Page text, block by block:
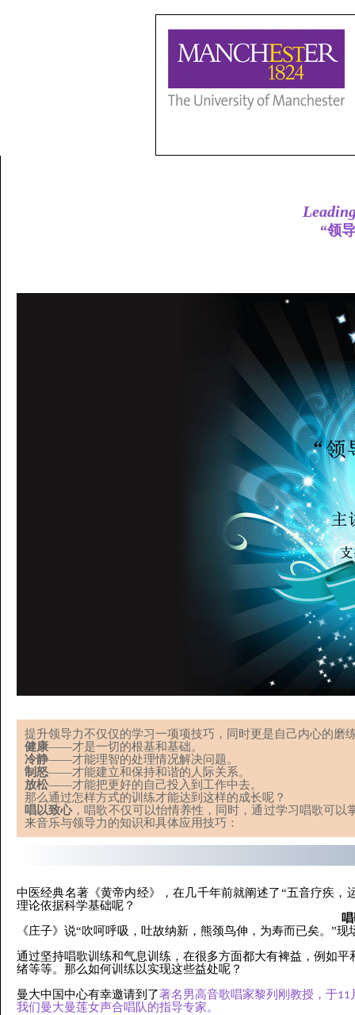
“领
提升领导力不仅仅的学习一项项技巧，同时更是自己内心的磨
健康——才是一切的根基和基础。
冷静——才能理智的处理情况解决问题。
制怒——才能建立和保持和谐的人际关系。
放松——才能把更好的自己投入到工作中去。
那么通过怎样方式的训练才能达到这样的成长呢？
唱以致心，唱歌不仅可以怡情养性，同时，通过学习唱歌可
来音乐与领导力的知识和具体应用技巧：
中医经典名著《黄帝内经》，在几千年前就阐述了“五音疗疾
理论依据科学基础呢？
《庄子》说“吹呵呼吸，吐故纳新，熊颈鸟伸，为寿而已矣。”
通过坚持唱歌训练和气息训练，在很多方面都大有裨益，例如
绪等等。那么如何训练以实现这些益处呢？
曼大中国中心有幸邀请到了著名男高音歌唱家黎列刚教授，于11
我们曼大曼莲女声合唱队的指导专家。